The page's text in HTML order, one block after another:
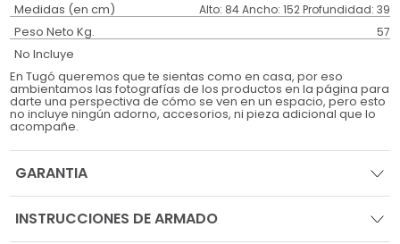
Medidas (en cm) Alto: 84 Ancho: 152 Profundidad: 39
Peso Neto Kg. 57
No Incluye
En Tugó queremos que te sientas como en casa, por eso
ambientamos las fotografías de los productos en la página para
darte una perspectiva de cómo se ven en un espacio, pero esto
no incluye ningún adorno, accesorios, ni pieza adicional que lo
acompañe.
GARANTIA
INSTRUCCIONES DE ARMADO